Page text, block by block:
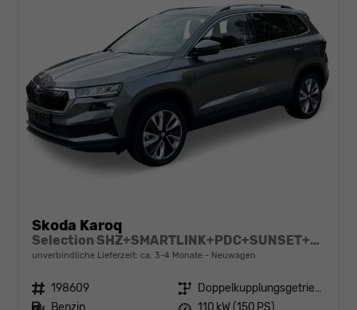
Skoda Karoq
Selection SHZ+SMARTLINK+PDC+SUNSET+LED
unverbindliche Lieferzeit: ca. 3-4 Monate Neuwagen
Fahrzeugnr. 198609 Getriebe
Doppelkupplungsgetriebe (DSG)
Kraftstoff Benzin Leistung 110 kW (150 PS)